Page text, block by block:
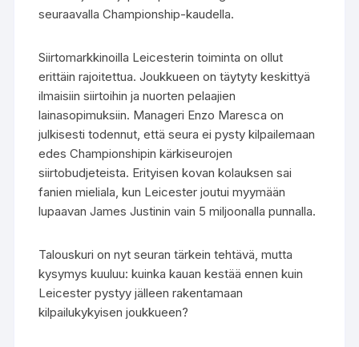
seuraavalla Championship-kaudella.
Siirtomarkkinoilla Leicesterin toiminta on ollut
erittäin rajoitettua. Joukkueen on täytyty keskittyä
ilmaisiin siirtoihin ja nuorten pelaajien
lainasopimuksiin. Manageri Enzo Maresca on
julkisesti todennut, että seura ei pysty kilpailemaan
edes Championshipin kärkiseurojen
siirtobudjeteista. Erityisen kovan kolauksen sai
fanien mieliala, kun Leicester joutui myymään
lupaavan James Justinin vain 5 miljoonalla punnalla.
Talouskuri on nyt seuran tärkein tehtävä, mutta
kysymys kuuluu: kuinka kauan kestää ennen kuin
Leicester pystyy jälleen rakentamaan
kilpailukykyisen joukkueen?